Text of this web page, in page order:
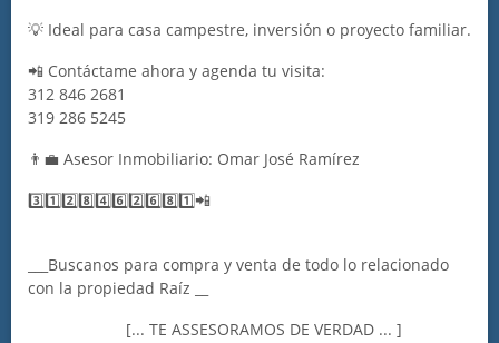
💡 Ideal para casa campestre, inversión o proyecto familiar.
📲 Contáctame ahora y agenda tu visita:
312 846 2681
319 286 5245
👨‍💼 Asesor Inmobiliario: Omar José Ramírez
3️⃣1️⃣2️⃣8️⃣4️⃣6️⃣2️⃣6️⃣8️⃣1️⃣📲
___Buscanos para compra y venta de todo lo relacionado
con la propiedad Raíz __
[... TE ASSESORAMOS DE VERDAD ... ]